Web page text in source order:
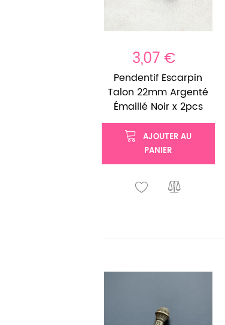
3,07 €
Pendentif Escarpin
Talon 22mm Argenté
Émaillé Noir x 2pcs
AJOUTER AU
PANIER